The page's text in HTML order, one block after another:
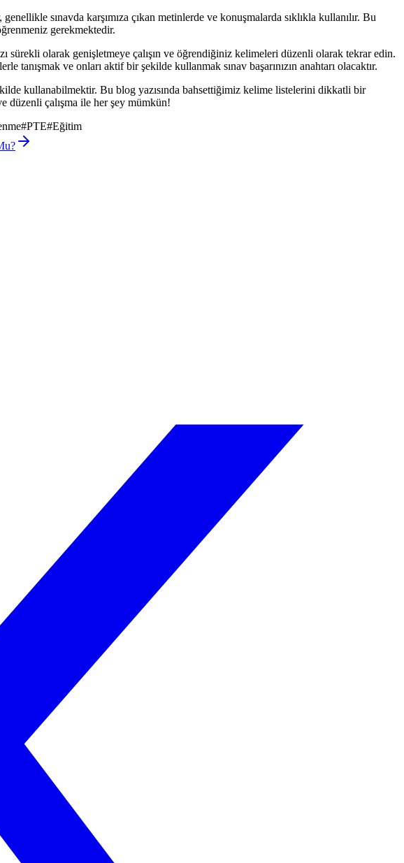
sınavda karşımıza çıkan metinlerde ve konuşmalarda sıklıkla kullanılır. Bu
gerekmektedir.
sürekli olarak genişletmeye çalışın ve öğrendiğiniz kelimeleri düzenli olarak tekrar edin.
tanışmak ve onları aktif bir şekilde kullanmak sınav başarınızın anahtarı olacaktır.
kullanabilmektir. Bu blog yazısında bahsettiğimiz kelime listelerini dikkatli bir
düzenli çalışma ile her şey mümkün!
#PTE#Eğitim